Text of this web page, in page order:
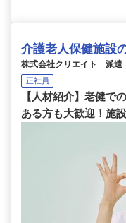
介護老人保健施設
株式会社クリエイト 派遣
正社員
【人材紹介】老健で
ある方も大歓迎！施